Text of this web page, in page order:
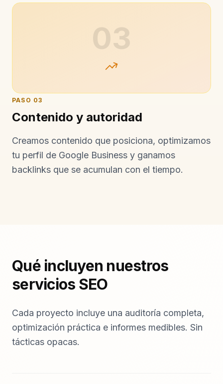
03
PASO 03
Contenido y autoridad
Creamos contenido que posiciona, optimizamos
tu perfil de Google Business y ganamos
backlinks que se acumulan con el tiempo.
Qué incluyen nuestros
servicios SEO
Cada proyecto incluye una auditoría completa,
optimización práctica e informes medibles. Sin
tácticas opacas.